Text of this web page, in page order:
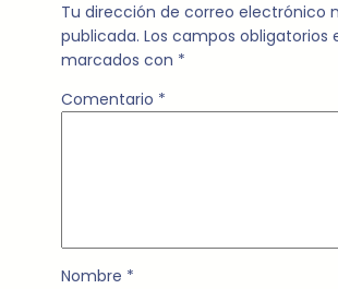
Tu dirección de correo electrónico
publicada. Los campos obligatorios
marcados con *
Comentario *
Nombre *